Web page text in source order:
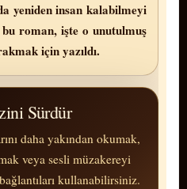
yeniden insan kalabilmeyi
roman, işte o unutulmuş
için yazıldı.
Sürdür
daha yakından okumak,
veya sesli müzakereyi
kullanabilirsiniz.